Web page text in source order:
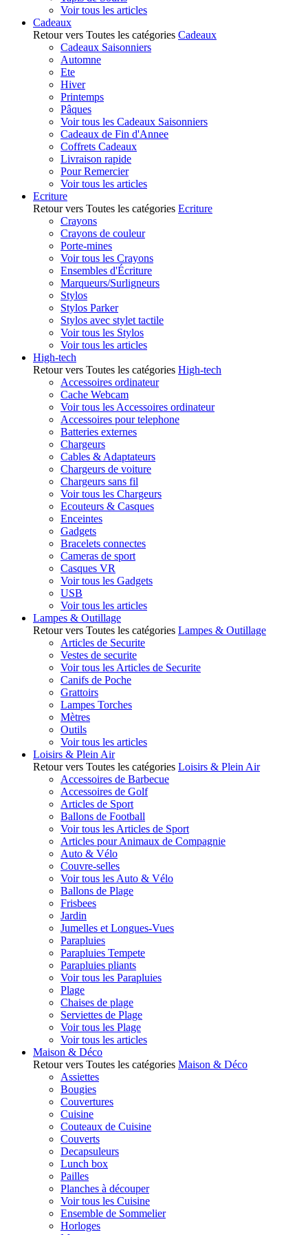
Voir tous les articles
Cadeaux
Retour vers Toutes les catégories Cadeaux
Cadeaux Saisonniers
Automne
Ete
Hiver
Printemps
Pâques
Voir tous les Cadeaux Saisonniers
Cadeaux de Fin d'Annee
Coffrets Cadeaux
Livraison rapide
Pour Remercier
Voir tous les articles
Ecriture
Retour vers Toutes les catégories Ecriture
Crayons
Crayons de couleur
Porte-mines
Voir tous les Crayons
Ensembles d'Écriture
Marqueurs/Surligneurs
Stylos
Stylos Parker
Stylos avec stylet tactile
Voir tous les Stylos
Voir tous les articles
High-tech
Retour vers Toutes les catégories High-tech
Accessoires ordinateur
Cache Webcam
Voir tous les Accessoires ordinateur
Accessoires pour telephone
Batteries externes
Chargeurs
Cables & Adaptateurs
Chargeurs de voiture
Chargeurs sans fil
Voir tous les Chargeurs
Ecouteurs & Casques
Enceintes
Gadgets
Bracelets connectes
Cameras de sport
Casques VR
Voir tous les Gadgets
USB
Voir tous les articles
Lampes & Outillage
Retour vers Toutes les catégories Lampes & Outillage
Articles de Securite
Vestes de securite
Voir tous les Articles de Securite
Canifs de Poche
Grattoirs
Lampes Torches
Mètres
Outils
Voir tous les articles
Loisirs & Plein Air
Retour vers Toutes les catégories Loisirs & Plein Air
Accessoires de Barbecue
Accessoires de Golf
Articles de Sport
Ballons de Football
Voir tous les Articles de Sport
Articles pour Animaux de Compagnie
Auto & Vélo
Couvre-selles
Voir tous les Auto & Vélo
Ballons de Plage
Frisbees
Jardin
Jumelles et Longues-Vues
Parapluies
Parapluies Tempete
Parapluies pliants
Voir tous les Parapluies
Plage
Chaises de plage
Serviettes de Plage
Voir tous les Plage
Voir tous les articles
Maison & Déco
Retour vers Toutes les catégories Maison & Déco
Assiettes
Bougies
Couvertures
Cuisine
Couteaux de Cuisine
Couverts
Decapsuleurs
Lunch box
Pailles
Planches à découper
Voir tous les Cuisine
Ensemble de Sommelier
Horloges